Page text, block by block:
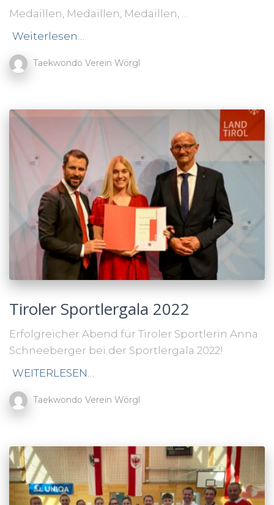
Medaillen, Medaillen, Medaillen, …
Weiterlesen…
Taekwondo Verein Wörgl
Tiroler Sportlergala 2022
Erfolgreicher Abend für Tiroler Sportlerin Anna
Schneeberger bei der Sportlergala 2022!
WEITERLESEN…
Taekwondo Verein Wörgl